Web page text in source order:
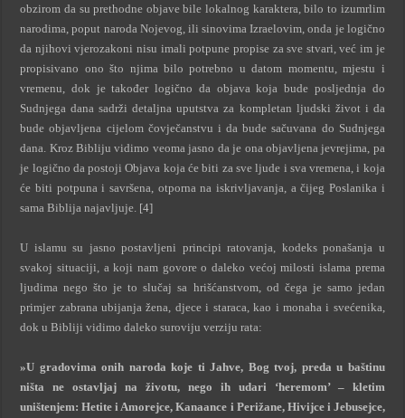
obzirom da su prethodne objave bile lokalnog karaktera, bilo to izumrlim
narodima, poput naroda Nojevog, ili sinovima Izraelovim, onda je logično
da njihovi vjerozakoni nisu imali potpune propise za sve stvari, već im je
propisivano ono što njima bilo potrebno u datom momentu, mjestu i
vremenu, dok je također logično da objava koja bude posljednja do
Sudnjega dana sadrži detaljna uputstva za kompletan ljudski život i da
bude objavljena cijelom čovječanstvu i da bude sačuvana do Sudnjega
dana. Kroz Bibliju vidimo veoma jasno da je ona objavljena jevrejima, pa
je logično da postoji Objava koja će biti za sve ljude i sva vremena, i koja
će biti potpuna i savršena, otporna na iskrivljavanja, a čijeg Poslanika i
sama Biblija najavljuje. [4]
U islamu su jasno postavljeni principi ratovanja, kodeks ponašanja u
svakoj situaciji, a koji nam govore o daleko većoj milosti islama prema
ljudima nego što je to slučaj sa hrišćanstvom, od čega je samo jedan
primjer zabrana ubijanja žena, djece i staraca, kao i monaha i svećenika,
dok u Bibliji vidimo daleko suroviju verziju rata:
»U gradovima onih naroda koje ti Jahve, Bog tvoj, preda u baštinu
ništa ne ostavljaj na životu, nego ih udari ‘heremom’ – kletim
uništenjem: Hetite i Amorejce, Kanaance i Perižane, Hivijce i Jebusejce,